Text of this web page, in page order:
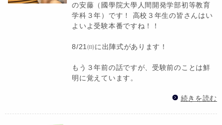
の安藤（國學院大學人間開発学部初等教育
学科３年）です！ 高校３年生の皆さんはい
よいよ受験本番ですね！！
8/21㈰に出陣式があります！
もう３年前の話ですが、受験前のことは鮮
明に覚えています。
続きを読む